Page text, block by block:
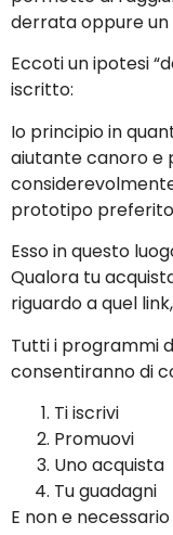
derrata oppure un
Eccoti un ipotesi
iscritto:
Io principio in
aiutante canoro e
prototipo preferito
Esso in questo
Qualora tu
riguardo a quel
Tutti i programmi
consentiranno di
Ti iscrivi
Promuovi
Uno acquista
Tu guadagni
E non e